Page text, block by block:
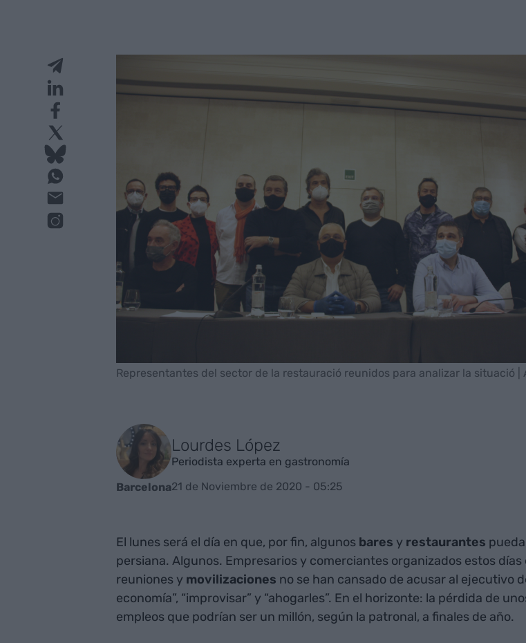
Representantes del sector de la restauració reunidos para analizar la situació |
Lourdes López
Periodista experta en gastronomía
Barcelona21 de Noviembre de 2020 - 05:25
El lunes será el día en que, por fin, algunos bares y restaurantes
persiana. Algunos. Empresarios y comerciantes organizados estos
reuniones y movilizaciones no se han cansado de acusar al ejecutivo
economía”, “improvisar” y “ahogarles”. En el horizonte: la pérdida de
empleos que podrían ser un millón, según la patronal, a finales de año.